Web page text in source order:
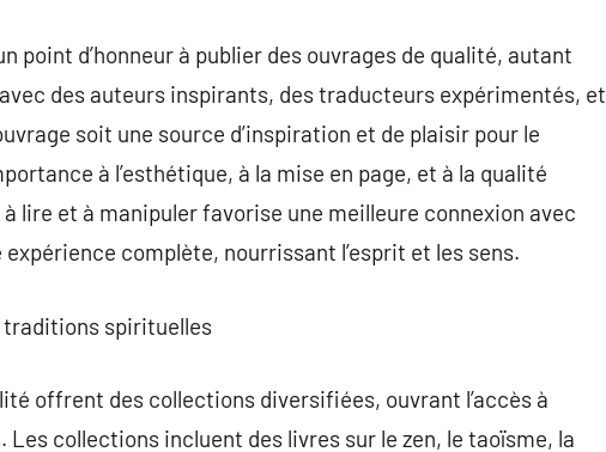
point d’honneur à publier des ouvrages de qualité, autant
des auteurs inspirants, des traducteurs expérimentés, et
soit une source d’inspiration et de plaisir pour le
à l’esthétique, à la mise en page, et à la qualité
lire et à manipuler favorise une meilleure connexion avec
complète, nourrissant l’esprit et les sens.
traditions spirituelles
offrent des collections diversifiées, ouvrant l’accès à
collections incluent des livres sur le zen, le taoïsme, la